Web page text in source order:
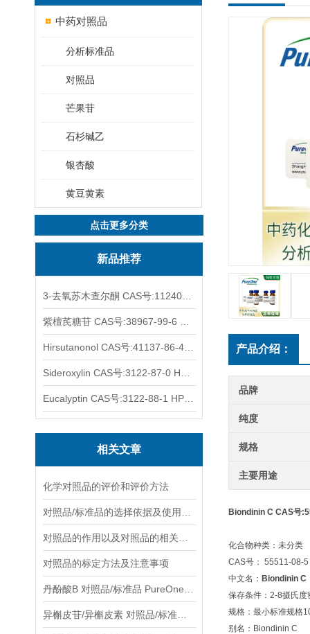
中药对照品
分析标准品
对照品
芒果苷
石杉碱乙
银杏酸
黄豆黄素
点击更多分类
新品推荐
相关文章
化学对照品的评价和评价方法
对照品的标定方法及注意事项
产品介绍：
品牌
纯度
规格
主要用途
Biondinin C CAS号
化合物种类：未分类
CAS号： 55511-08-5
中文名： Biondinin C
保存条件：2-8摄氏度
规格：最小标准规格
别名：Biondinin C